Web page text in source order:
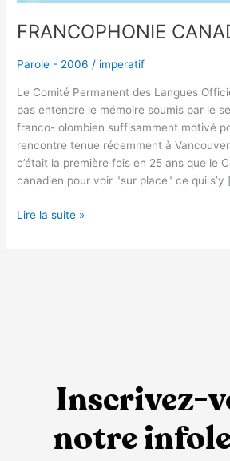
FRANCOPHONIE
Parole - 2006 / imperatif
Le Comité Permanent des Langues
pas entendre le mémoire soumis par le
franco- olombien suffisamment motivé
rencontre tenue récemment à
c’était la première fois en 25 ans que le
canadien pour voir "sur place" ce qui s’y
Lire la suite »
Inscrivez-
notre